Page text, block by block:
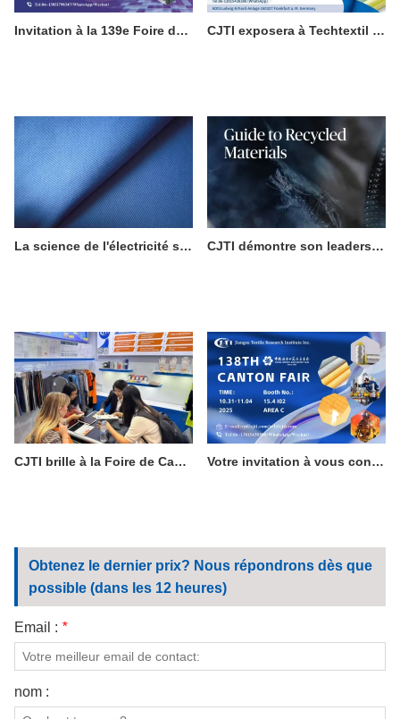
Invitation à la 139e Foire de Canton : Découvrez les solutions de vêtements de travail de protection professionnelle de CJTI CJTI exposera à Techtextil 2026 à Francfort
La science de l'électricité statique et son importance dans les vêtements de travail CJTI démontre son leadership en matière de fabrication durable grâce à une innovation textile écologique certifiée.
CJTI brille à la Foire de Canton : les tissus fonctionnels volent la vedette grâce à une présentation axée sur la technologie Votre invitation à vous connecter avec l'excellence : visitez le CJTI à la 138e Foire de Canton
Obtenez le dernier prix? Nous répondrons dès que
possible (dans les 12 heures)
Email : *
nom :